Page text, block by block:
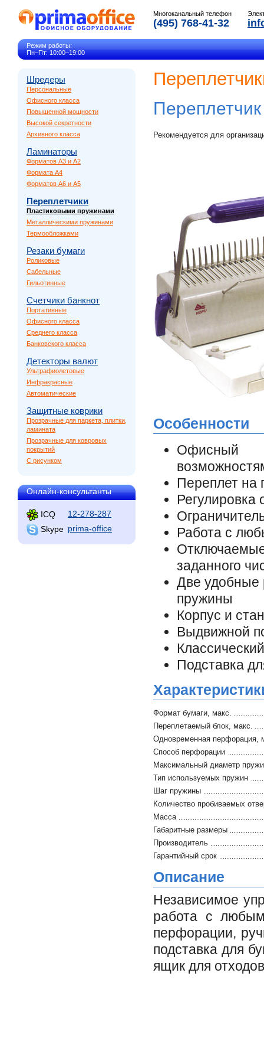
Многоканальный телефон
(495) 768-41-32
Режим работы:
Пн–Пт: 10:00–19:00
Шредеры
Персональные
Офисного класса
Повышенной мощности
Высокой секретности
Архивного класса
Ламинаторы
Форматов A3 и A2
Формата A4
Форматов A6 и A5
Переплетчики
Пластиковыми пружинами
Металлическими пружинами
Термообложками
Резаки бумаги
Роликовые
Сабельные
Гильотинные
Счетчики банкнот
Портативные
Офисного класса
Среднего класса
Банковского класса
Детекторы валют
Ультрафиолетовые
Инфракрасные
Автоматические
Защитные коврики
Прозрачные для паркета, плитки,
ламината
Прозрачные для ковровых
покрытий
С рисунком
Онлайн-консультанты
ICQ
12-278-287
Skype prima-office
Рекомендуется для
Особенности
Офисный
Переплет на
Регулировка
Работа с
заданного
Две удобные
пружины
Корпус и
Выдвижной
Подставка
Формат бумаги, макс.
Переплетаемый блок, макс.
Одновременная перфорация,
Способ перфорации
Максимальный диаметр
Тип используемых пружин
Шаг пружины
Количество пробиваемых
Масса
Габаритные размеры
Производитель
Гарантийный срок
Описание
Независимое
работа с
перфорации,
подставка для
ящик для